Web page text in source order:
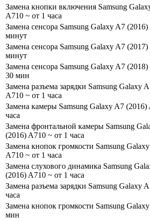
Замена кнопки включения Samsung
A710 ~ от 1 часа
Замена сенсора Samsung Galaxy A7
минут
Замена сенсора Samsung Galaxy A7
минут
Замена сенсора Samsung Galaxy A7
30 мин
Замена разъема зарядки Samsung Galaxy
A710 ~ от 1 часа
Замена камеры Samsung Galaxy A7 (2016)
часа
Замена фронтальной камеры Samsung
(2016) A710 ~ от 1 часа
Замена кнопок громкости Samsung
A710 ~ от 1 часа
Замена слухового динамика Samsung
(2016) A710 ~ от 1 часа
Замена разъема зарядки Samsung Galaxy
часа
Замена кнопок громкости Samsung
мин